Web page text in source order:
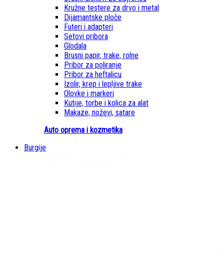
Kružne testere za drvo i metal
Dijamantske ploče
Futeri i adapteri
Setovi pribora
Glodala
Brusni papir, trake, rolne
Pribor za poliranje
Pribor za heftalicu
Izolir, krep i lepljive trake
Olovke i markeri
Kutije, torbe i kolica za alat
Makaze, noževi, satare
Auto oprema i kozmetika
Burgije